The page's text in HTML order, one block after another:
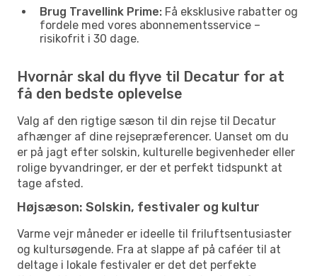
Brug Travellink Prime: Få eksklusive rabatter og
fordele med vores abonnementsservice –
risikofrit i 30 dage.
Hvornår skal du flyve til Decatur for at
få den bedste oplevelse
Valg af den rigtige sæson til din rejse til Decatur
afhænger af dine rejsepræferencer. Uanset om du
er på jagt efter solskin, kulturelle begivenheder eller
rolige byvandringer, er der et perfekt tidspunkt at
tage afsted.
Højsæson: Solskin, festivaler og kultur
Varme vejr måneder er ideelle til friluftsentusiaster
og kultursøgende. Fra at slappe af på caféer til at
deltage i lokale festivaler er det det perfekte